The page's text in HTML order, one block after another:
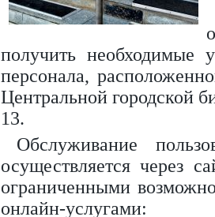
получить необходимые
персонала,
Центральной городской
13.
Обслуживание
осуществляется через
ограниченными
онлайн-услугами: